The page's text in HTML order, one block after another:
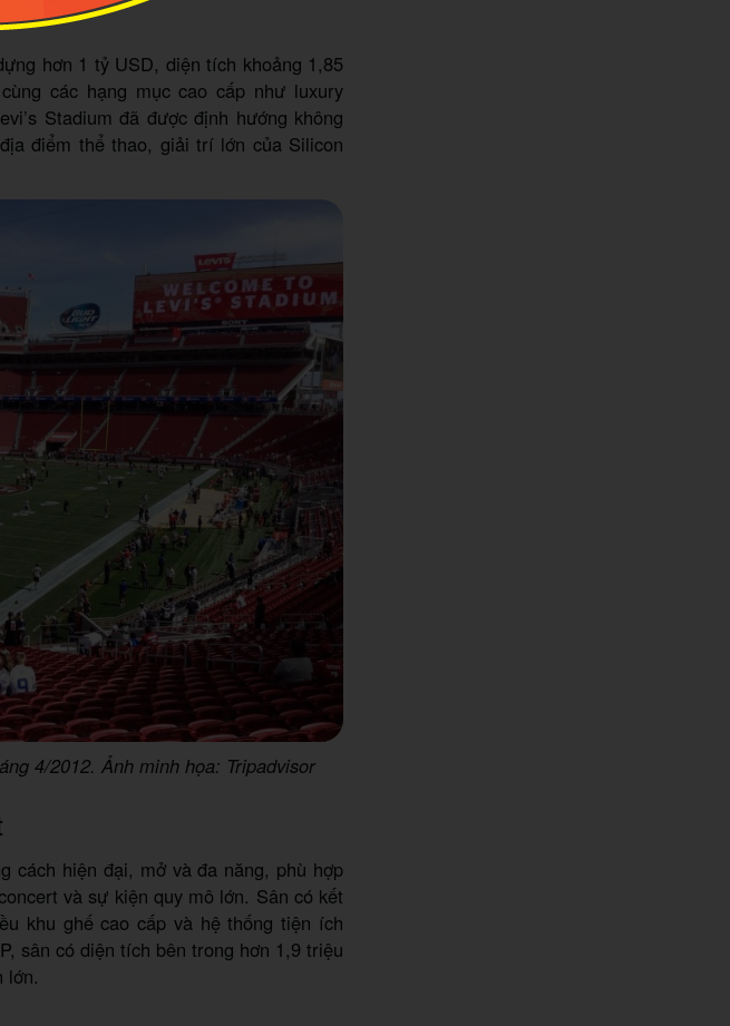
hơn 1 tỷ USD, diện tích khoảng 1,85
các hạng mục cao cấp như luxury
Stadium đã được định hướng không
điểm thể thao, giải trí lớn của Silicon
4/2012. Ảnh minh họa: Tripadvisor
cách hiện đại, mở và đa năng, phù hợp
và sự kiện quy mô lớn. Sân có kết
khu ghế cao cấp và hệ thống tiện ích
sân có diện tích bên trong hơn 1,9 triệu
lớn.